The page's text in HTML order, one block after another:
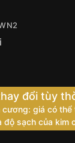
đổi tùy
giá có thể
độ sạch của kim